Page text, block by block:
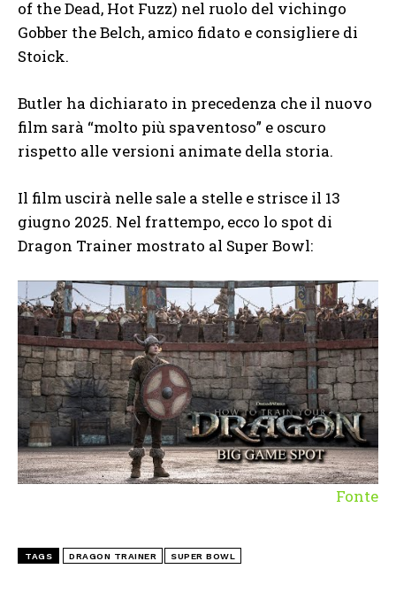
of the Dead, Hot Fuzz) nel ruolo del vichingo
Gobber the Belch, amico fidato e consigliere di
Stoick.
Butler ha dichiarato in precedenza che il nuovo
film sarà “molto più spaventoso” e oscuro
rispetto alle versioni animate della storia.
Il film uscirà nelle sale a stelle e strisce il 13
giugno 2025. Nel frattempo, ecco lo spot di
Dragon Trainer mostrato al Super Bowl:
Fonte
TAGS DRAGON TRAINER SUPER BOWL